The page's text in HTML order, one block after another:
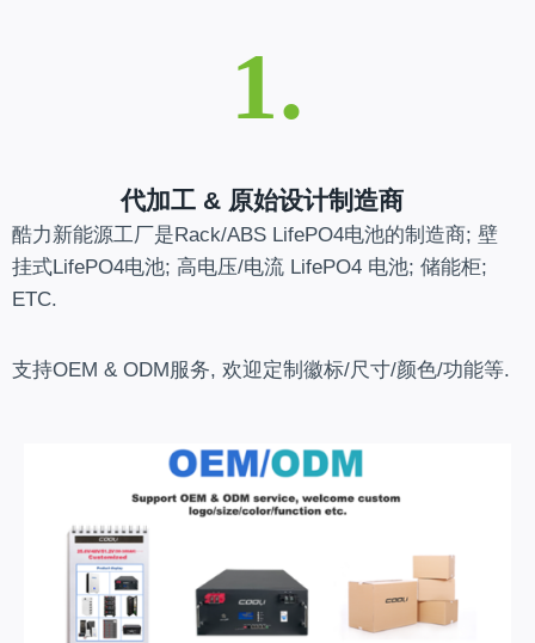
1.
代加工 & 原始设计制造商
酷力新能源工厂是Rack/ABS LifePO4电池的制造商; 壁
挂式LifePO4电池; 高电压/电流 LifePO4 电池; 储能柜;
ETC.
支持OEM & ODM服务, 欢迎定制徽标/尺寸/颜色/功能等.